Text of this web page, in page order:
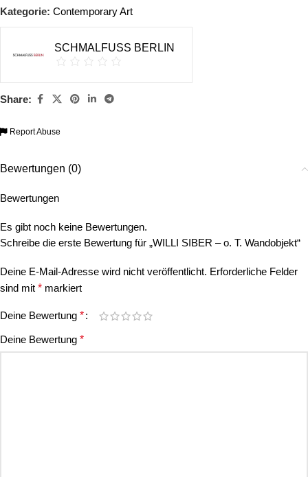
Kategorie: Contemporary Art
SCHMALFUSS BERLIN
Share:
Report Abuse
Bewertungen (0)
Bewertungen
Es gibt noch keine Bewertungen.
Schreibe die erste Bewertung für „WILLI SIBER – o. T. Wandobjekt“
Deine E-Mail-Adresse wird nicht veröffentlicht. Erforderliche Felder
sind mit * markiert
Deine Bewertung *
Deine Bewertung *